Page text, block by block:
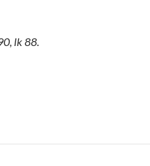
lk 88.